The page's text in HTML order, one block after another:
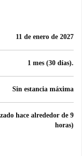
11 de enero de 2027
1 mes (30 días).
Sin estancia máxima
hace alrededor de 9
horas)